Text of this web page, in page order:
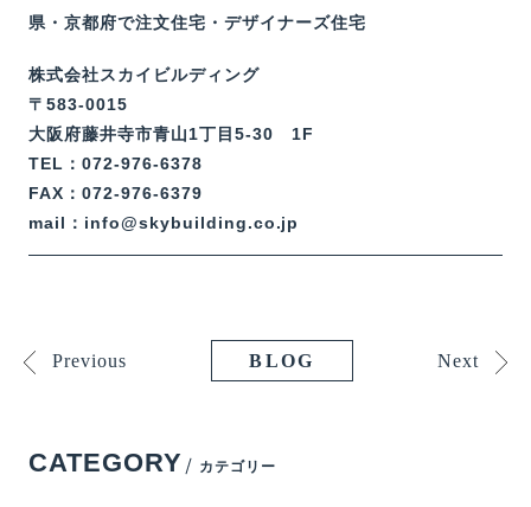
県・京都府で注文住宅・デザイナーズ住宅
株式会社スカイビルディング
〒583-0015
大阪府藤井寺市青山1丁目5-30 1F
TEL：072-976-6378
FAX：072-976-6379
mail：info@skybuilding.co.jp
Previous BLOG Next
CATEGORY カテゴリー